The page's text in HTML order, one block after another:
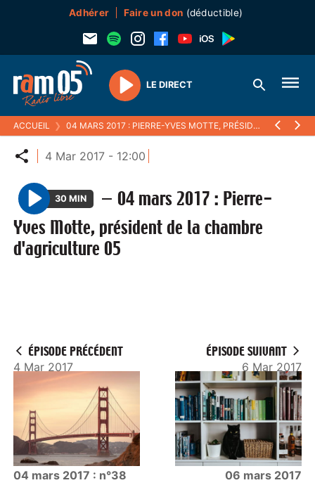
Adhérer Faire un don (déductible)
Play
LE DIRECT
ACCUEIL ❯ 04 MARS 2017 : PIERRE-YVES MOTTE, PRÉSIDENT DE LA CHAMBRE D'AGRICULTURE 05
Partager
4 Mar 2017 - 12:00
P
l
a
30 MIN — 04 mars 2017 : Pierre-
Yves Motte, président de la chambre
d'agriculture 05
ÉPISODE PRÉCÉDENT
4 Mar 2017
04 mars 2017 : n°38
ÉPISODE SUIVANT
6 Mar 2017
06 mars 2017